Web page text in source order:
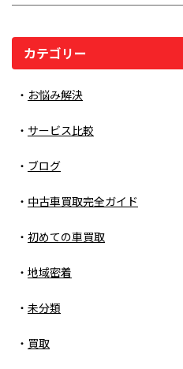
カテゴリー
お悩み解決
サービス比較
ブログ
中古車買取完全ガイド
初めての車買取
地域密着
未分類
買取